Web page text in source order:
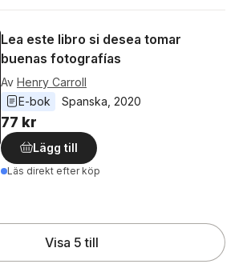
Lea este libro si desea tomar
buenas fotografías
Av Henry Carroll
E-bok
Spanska 2020
77 kr
Lägg till
Läs direkt efter köp
Visa 5 till